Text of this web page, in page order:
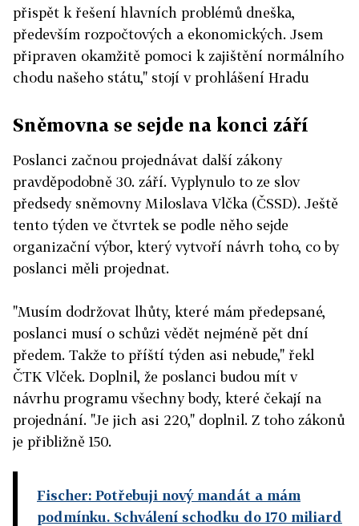
přispět k řešení hlavních problémů dneška,
především rozpočtových a ekonomických. Jsem
připraven okamžitě pomoci k zajištění normálního
chodu našeho státu," stojí v prohlášení Hradu
Sněmovna se sejde na konci září
Poslanci začnou projednávat další zákony
pravděpodobně 30. září. Vyplynulo to ze slov
předsedy sněmovny Miloslava Vlčka (ČSSD). Ještě
tento týden ve čtvrtek se podle něho sejde
organizační výbor, který vytvoří návrh toho, co by
poslanci měli projednat.
"Musím dodržovat lhůty, které mám předepsané,
poslanci musí o schůzi vědět nejméně pět dní
předem. Takže to příští týden asi nebude," řekl
ČTK Vlček. Doplnil, že poslanci budou mít v
návrhu programu všechny body, které čekají na
projednání. "Je jich asi 220," doplnil. Z toho zákonů
je přibližně 150.
Fischer: Potřebuji nový mandát a mám
podmínku. Schválení schodku do 170 miliard